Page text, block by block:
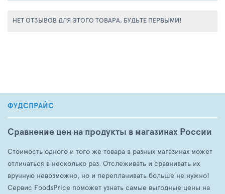
НЕТ ОТЗЫВОВ ДЛЯ ЭТОГО ТОВАРА, БУДЬТЕ ПЕРВЫМИ!
ФУДСПРАЙС
Сравнение цен на продукты в магазинах России
Стоимость одного и того же товара в разных магазинах может
отличаться в несколько раз. Отслеживать и сравнивать их
вручную невозможно, но и переплачивать больше не нужно!
Сервис FoodsPrice поможет узнать самые выгодные цены на